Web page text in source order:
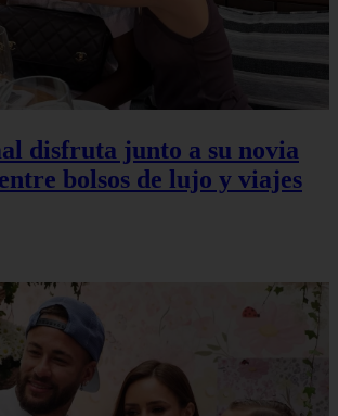
disfruta junto a su novia
bolsos de lujo y viajes